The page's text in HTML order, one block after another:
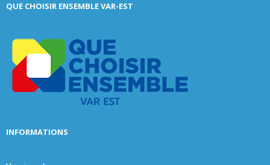
h
QUE CHOISIR ENSEMBLE VAR-EST
INFORMATIONS